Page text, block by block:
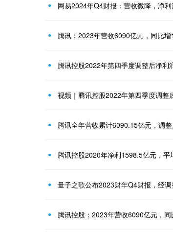
网易2024年Q4财报：营收微降，净
腾讯：2023年营收6090亿元，同比增
腾讯控股2022年第四季度调整后净利
视频｜腾讯控股2022年第四季度调整
腾讯全年营收累计6090.15亿元，调
腾讯控股2020年净利1598.5亿元，平
量子之歌公布2023财年Q4财报，经
腾讯控股：2023年营收6090亿元，